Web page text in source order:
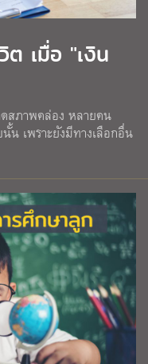
ต เมื่อ "เงิน
สภาพคล่อง หลายคน
น เพราะยังมีทางเลือกอื่น